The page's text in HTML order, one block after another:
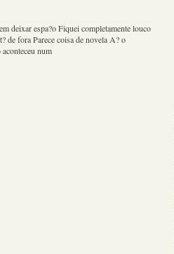
deixar espa?o Fiquei completamente louco
de fora Parece coisa de novela A? o
num